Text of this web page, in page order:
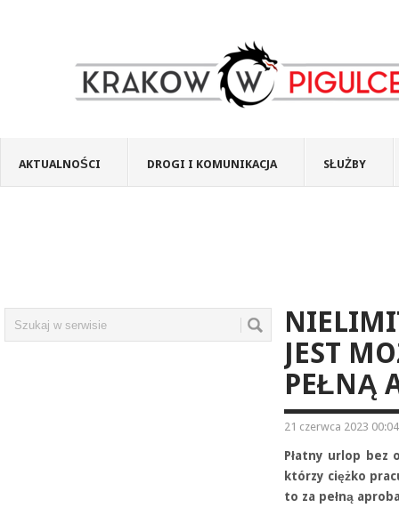
AKTUALNOŚCI DROGI I KOMUNIKACJA SŁUŻBY
JEST
PEŁNĄ
21 czerwca 2023 00:04
Płatny urlop bez
którzy ciężko
to za pełną